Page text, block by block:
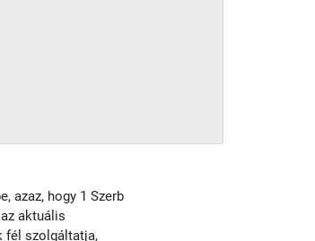
azaz, hogy 1 Szerb
aktuális
fél szolgáltatja,